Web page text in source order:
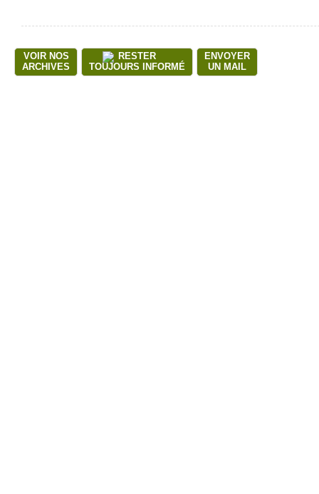
VOIR NOS
ARCHIVES
RESTER
TOUJOURS INFORMÉ
ENVOYER
UN MAIL